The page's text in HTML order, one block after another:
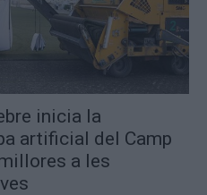
inicia la
artificial del Camp
a les